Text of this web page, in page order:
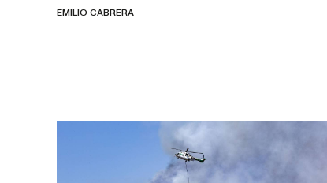
EMILIO CABRERA